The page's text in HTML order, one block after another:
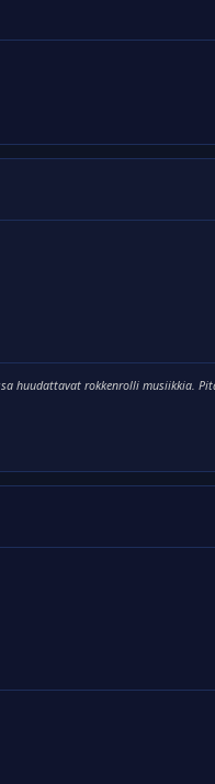
huudattavat rokkenrolli musiikkia.